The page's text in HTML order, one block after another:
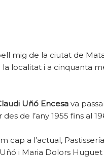
mig de la ciutat de
localitat i a cinquanta
Uñó Encesa va
de l’any 1955 fins al
cap a l’actual,
i Maria Dolors